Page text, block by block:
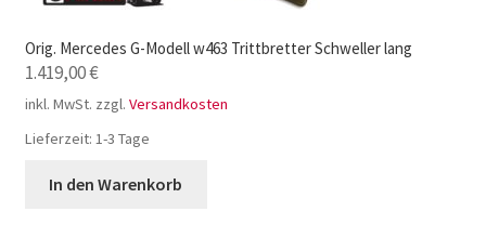
Orig. Mercedes G-Modell w463 Trittbretter Schweller lang
1.419,00€
inkl. MwSt. zzgl. Versandkosten
Lieferzeit: 1-3 Tage
In den Warenkorb